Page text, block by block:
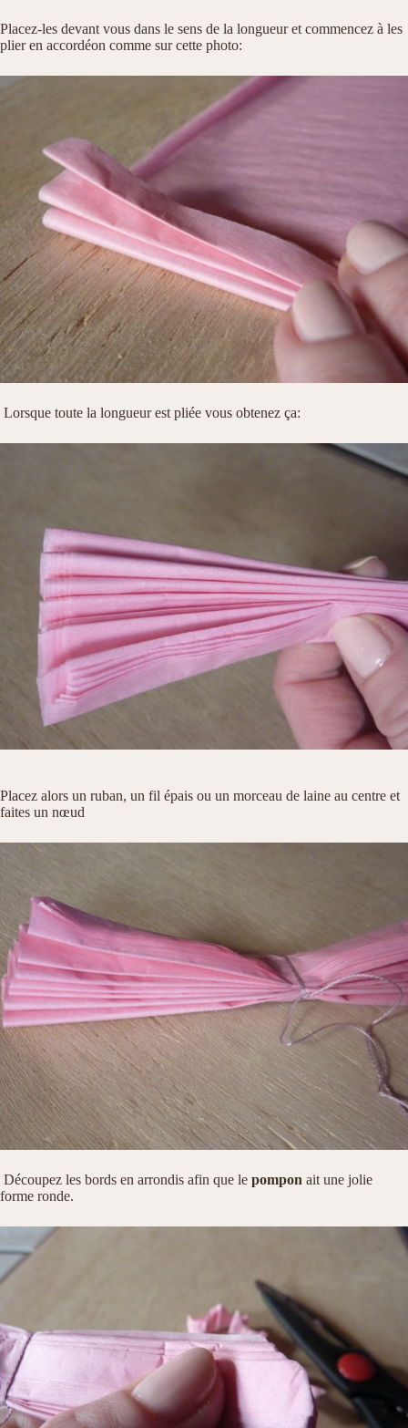
Placez-les devant vous dans le sens de la longueur et commencez à les
plier en accordéon comme sur cette photo:
Lorsque toute la longueur est pliée vous obtenez ça:
Placez alors un ruban, un fil épais ou un morceau de laine au centre et
faites un nœud
Découpez les bords en arrondis afin que le pompon ait une jolie
forme ronde.